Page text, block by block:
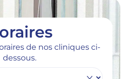
de nos cliniques ci-
dessous.